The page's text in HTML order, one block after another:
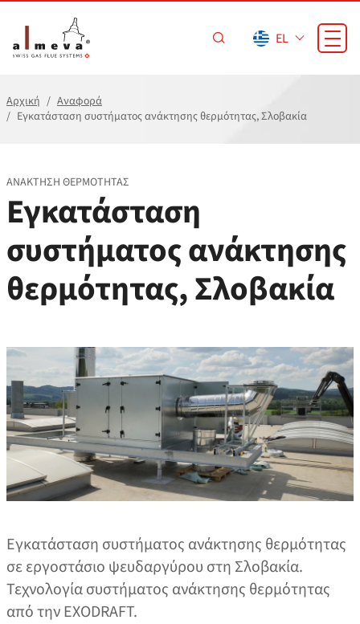
EL
Αρχική
Αναφορά
Εγκατάσταση συστήματος ανάκτησης θερμότητας, Σλοβακία
ΑΝΆΚΤΗΣΗ ΘΕΡΜΌΤΗΤΑΣ
Εγκατάσταση
συστήματος ανάκτησης
θερμότητας, Σλοβακία
Εγκατάσταση συστήματος ανάκτησης θερμότητας
σε εργοστάσιο ψευδαργύρου στη Σλοβακία.
Τεχνολογία συστήματος ανάκτησης θερμότητας
από την EXODRAFT.